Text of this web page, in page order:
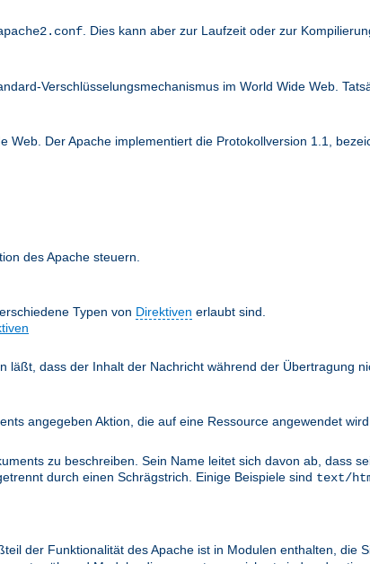
. Dies kann aber zur Laufzeit oder zur
Verschlüsselungsmechanismus im World Wide Web.
Web. Der Apache implementiert die Protokollversion 1.1,
des Apache steuern.
Typen von Direktiven erlaubt sind.
läßt, dass der Inhalt der Nachricht während der Übertragung
angegeben Aktion, die auf eine Ressource angewendet wird.
zu beschreiben. Sein Name leitet sich davon ab, dass
durch einen Schrägstrich. Einige Beispiele sind text/
der Funktionalität des Apache ist in Modulen enthalten, die